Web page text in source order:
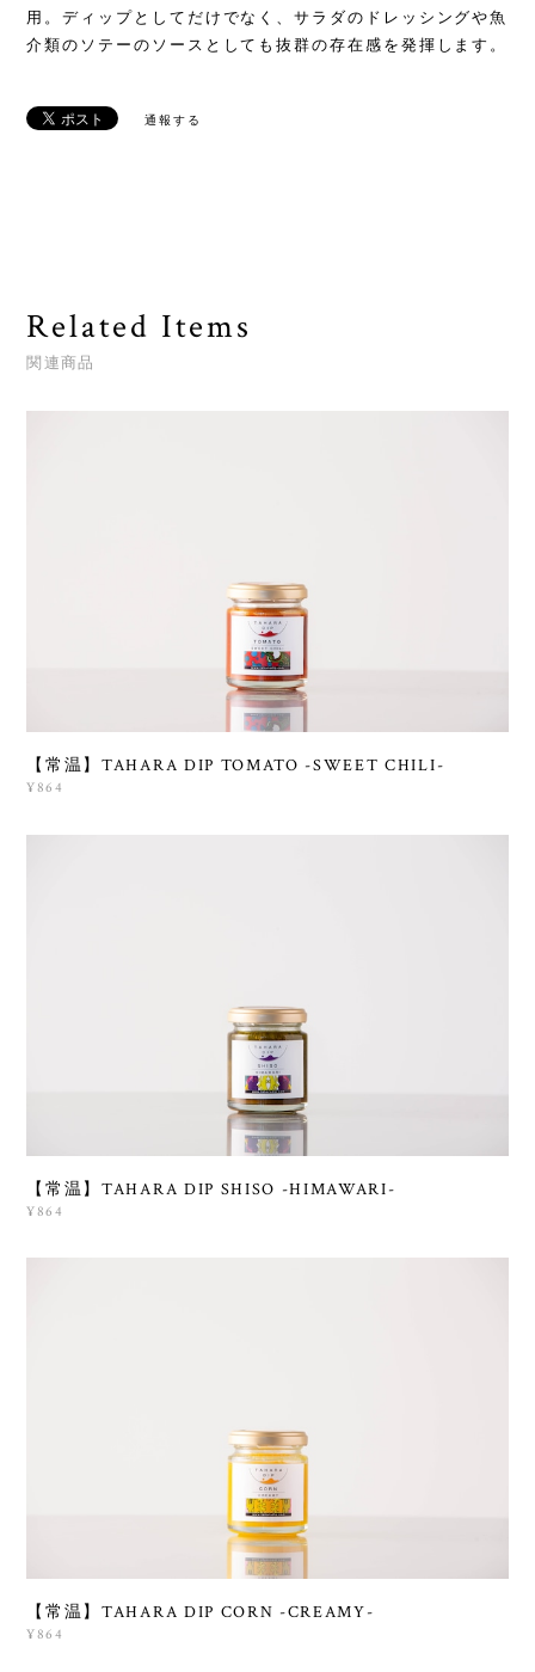
用。ディップとしてだけでなく、サラダのドレッシングや魚
介類のソテーのソースとしても抜群の存在感を発揮します。
通報する
Related Items
関連商品
【常温】TAHARA DIP TOMATO -SWEET CHILI-
¥864
【常温】TAHARA DIP SHISO -HIMAWARI-
¥864
【常温】TAHARA DIP CORN -CREAMY-
¥864